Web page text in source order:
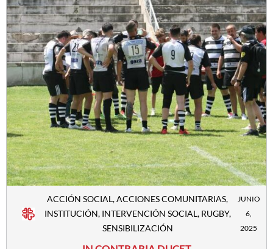
ACCIÓN SOCIAL,ACCIONES COMUNITARIAS,
INSTITUCIÓN, INTERVENCIÓN SOCIAL, RUGBY,
SENSIBILIZACIÓN
JUNIO
6,
2025